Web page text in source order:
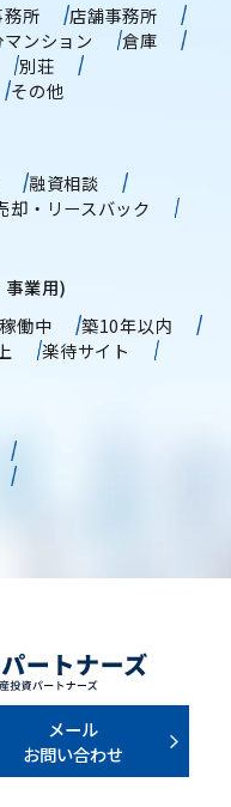
務所
店舗事務所
ンション
倉庫
別荘
その他
融資相談
却・リースバック
事業用)
働中
築10年以内
楽待サイト
メール
お問い合わせ